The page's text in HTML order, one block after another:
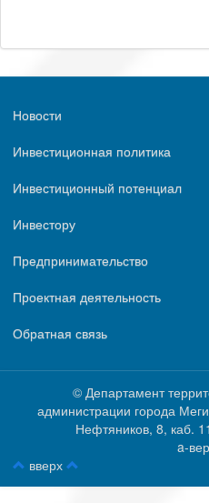
Новости
Инвестиционная политика
Инвестиционный потенциал
Инвестору
Предпринимательство
Проектная деятельность
Обратная связь
© Департамент
администрации города
Нефтяников, 8, каб.
a-
вверх